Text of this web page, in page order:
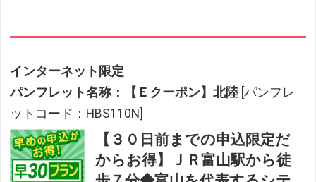
インターネット限定
パンフレット名称：【Ｅクーポン】北陸 [パンフレ
ットコード：HBS110N]
【３０日前までの申込限定だ
からお得】ＪＲ富山駅から徒